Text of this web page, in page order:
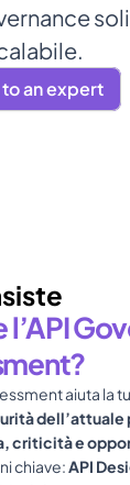
to an expert
l’API
aiuta la
dell’attuale
criticità e
chiave: API